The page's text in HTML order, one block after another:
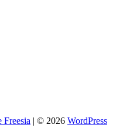
Freesia | © 2026 WordPress